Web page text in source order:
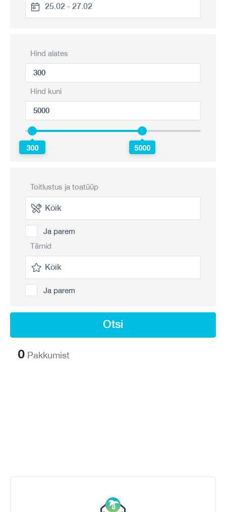
Hind alates
Hind kuni
300 5000
Toitlustus ja toatüüp
Ja parem
Tärnid
Ja parem
Otsi
0 Pakkumist